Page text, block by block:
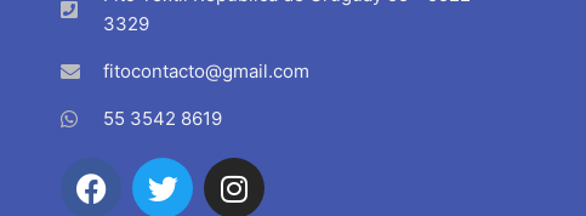
3329
fitocontacto@gmail.com
55 3542 8619
F
a
T
w
I
n